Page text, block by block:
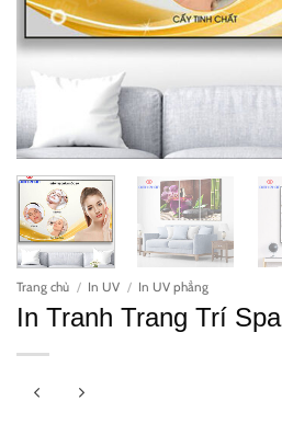
Trang chủ / In UV / In UV phẳng
In Tranh Trang Trí Spa